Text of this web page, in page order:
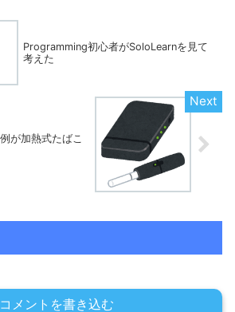
Programming初心者がSoloLearnを見て
考えた
が加熱式たばこ
コメントを書き込む